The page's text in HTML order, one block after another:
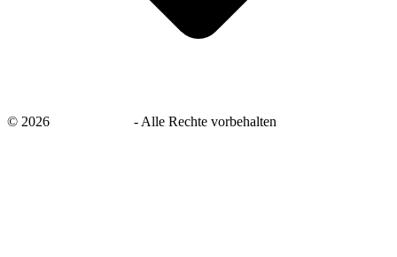
© 2026 -Alle Rechte vorbehalten